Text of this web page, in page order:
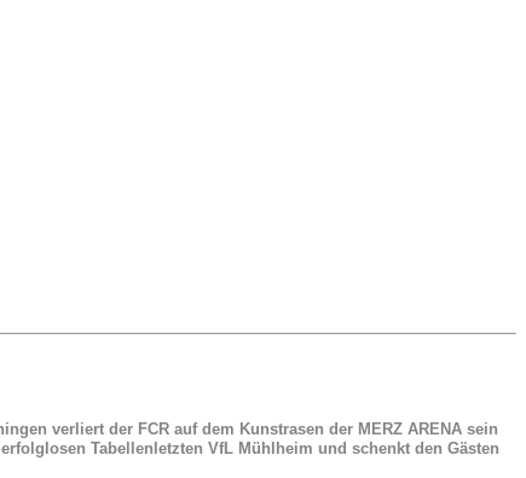
verliert der FCR auf dem Kunstrasen der MERZ ARENA sein
Tabellenletzten VfL Mühlheim und schenkt den Gästen